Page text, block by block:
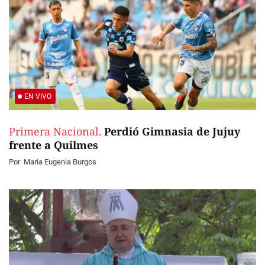
EN VIVO
Primera Nacional. Perdió Gimnasia de Jujuy
frente a Quilmes
Por Maria Eugenia Burgos